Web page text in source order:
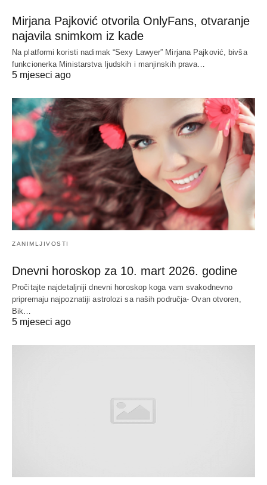
Mirjana Pajković otvorila OnlyFans, otvaranje
najavila snimkom iz kade
Na platformi koristi nadimak “Sexy Lawyer” Mirjana Pajković, bivša
funkcionerka Ministarstva ljudskih i manjinskih prava…
5 mjeseci ago
ZANIMLJIVOSTI
Dnevni horoskop za 10. mart 2026. godine
Pročitajte najdetaljniji dnevni horoskop koga vam svakodnevno
pripremaju najpoznatiji astrolozi sa naših područja- Ovan otvoren,
Bik…
5 mjeseci ago